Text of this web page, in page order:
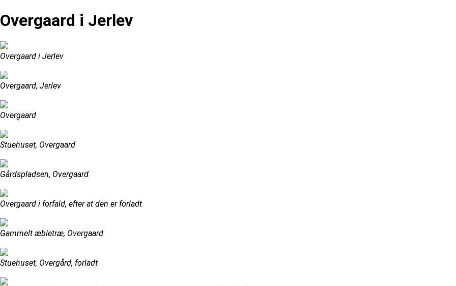
Overgaard i Jerlev
Overgaard i Jerlev
Overgaard, Jerlev
Overgaard
Stuehuset, Overgaard
Gårdspladsen, Overgaard
Overgaard i forfald, efter at den er forladt
Gammelt æbletræ, Overgaard
Stuehuset, Overgård, forladt